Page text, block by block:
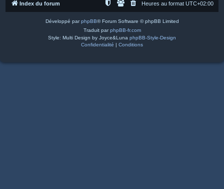
Index du forum Heures au format UTC+02:00
Développé parphpBB® Forum Software © phpBB Limited
Traduit parphpBB-fr.com
Style: Multi Design by Joyce&Luna phpBB-Style-Design
Confidentialité | Conditions